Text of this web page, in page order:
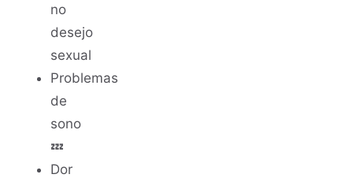
no
desejo
sexual
Problemas
de
sono
💤
Dor